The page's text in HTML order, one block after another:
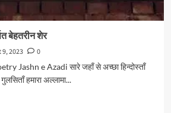
बेहतरीन शेर
2023
0
Jashn e Azadi सारे जहाँ से अच्छा हिन्दोस्ताँ
हमारा अल्लामा...